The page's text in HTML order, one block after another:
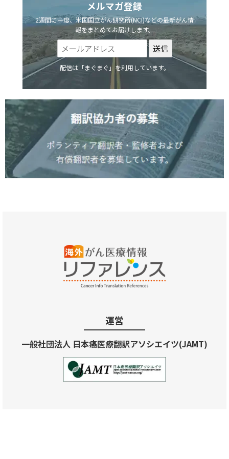
メルマガ登録
2週間に一度、米国国立がん研究所(NCI)などの最新がん情
報をまとめてお届けします。
配信は「まぐまぐ」を利用しています。
運営
一般社団法人 日本癌医療翻訳アソシエイツ(JAMT)